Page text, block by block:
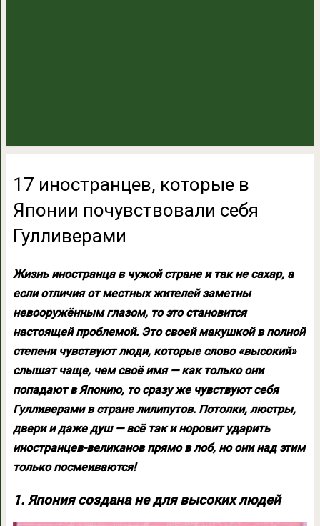
17 иностранцев, которые в
Японии почувствовали себя
Гулливерами
Жизнь иностранца в чужой стране и так не сахар, а
если отличия от местных жителей заметны
невооружённым глазом, то это становится
настоящей проблемой. Это своей макушкой в полной
степени чувствуют люди, которые слово «высокий»
слышат чаще, чем своё имя — как только они
попадают в Японию, то сразу же чувствуют себя
Гулливерами в стране лилипутов. Потолки, люстры,
двери и даже душ — всё так и норовит ударить
иностранцев-великанов прямо в лоб, но они над этим
только посмеиваются!
1. Япония создана не для высоких людей